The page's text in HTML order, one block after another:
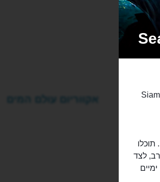
אקווריום עולם המים אקווריום “עולם המים” (Siam Ocean World), הממוקם בקניון סיאם פאראגון (Siam
תוכלו
לצד
מעל 400 מיני יצורים ימיים